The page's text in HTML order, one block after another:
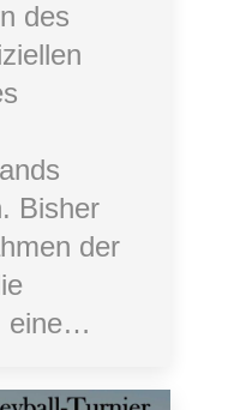
des
Bisher
der
eine…